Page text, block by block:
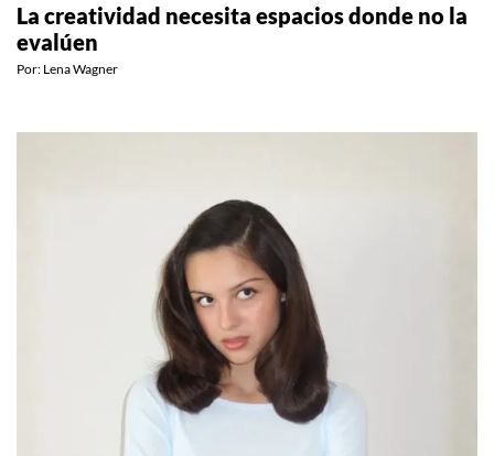
La creatividad necesita espacios donde no la
evalúen
Por: Lena Wagner